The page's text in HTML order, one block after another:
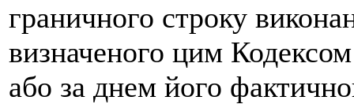
граничного строку
визначеного цим
або за днем його